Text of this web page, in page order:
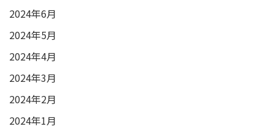
2024年6月
2024年5月
2024年4月
2024年3月
2024年2月
2024年1月